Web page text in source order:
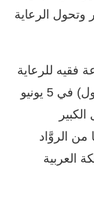
وتحول الرعاية
فقيه للرعاية
الصحية في السوق المالية السعودية (تداول) في 5 يونيو
من الروَّاد
العربية